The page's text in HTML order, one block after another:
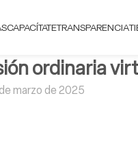
CAPACÍTATETRANSPARENCIA
ordinaria
marzo de 2025